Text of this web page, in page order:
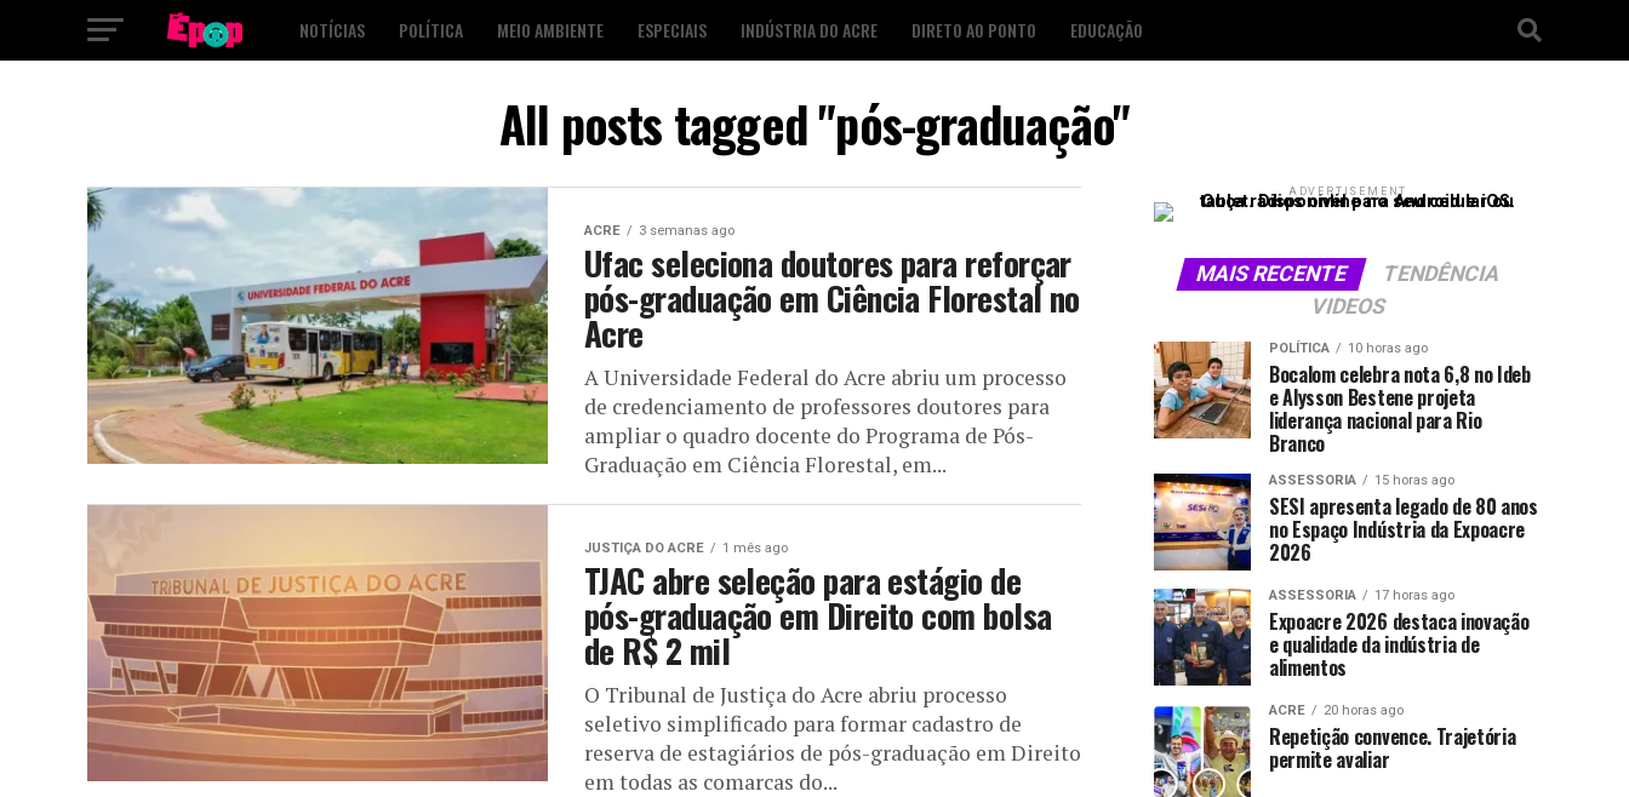
NOTÍCIAS POLÍTICA MEIO AMBIENTE ESPECIAIS INDÚSTRIA DO ACRE DIRETO AO PONTO EDUCAÇÃO
All posts tagged "pós-graduação"
ACRE 3 semanas ago
Ufac seleciona doutores para reforçar
pós-graduação em Ciência Florestal no
Acre
A Universidade Federal do Acre abriu um processo
de credenciamento de professores doutores para
ampliar o quadro docente do Programa de Pós-
Graduação em Ciência Florestal, em...
JUSTIÇA DO ACRE 1 mês ago
TJAC abre seleção para estágio de
pós-graduação em Direito com bolsa
de R$ 2 mil
O Tribunal de Justiça do Acre abriu processo
seletivo simplificado para formar cadastro de
reserva de estagiários de pós-graduação em Direito
em todas as comarcas do...
ADVERTISEMENT
MAIS RECENTE
TENDÊNCIA
VIDEOS
POLÍTICA 10 horas ago
Bocalom celebra nota 6,8 no Ideb
e Alysson Bestene projeta
liderança nacional para Rio
Branco
ASSESSORIA 15 horas ago
SESI apresenta legado de 80 anos
no Espaço Indústria da Expoacre
2026
ASSESSORIA 17 horas ago
Expoacre 2026 destaca inovação
e qualidade da indústria de
alimentos
ACRE 20 horas ago
Repetição convence. Trajetória
permite avaliar